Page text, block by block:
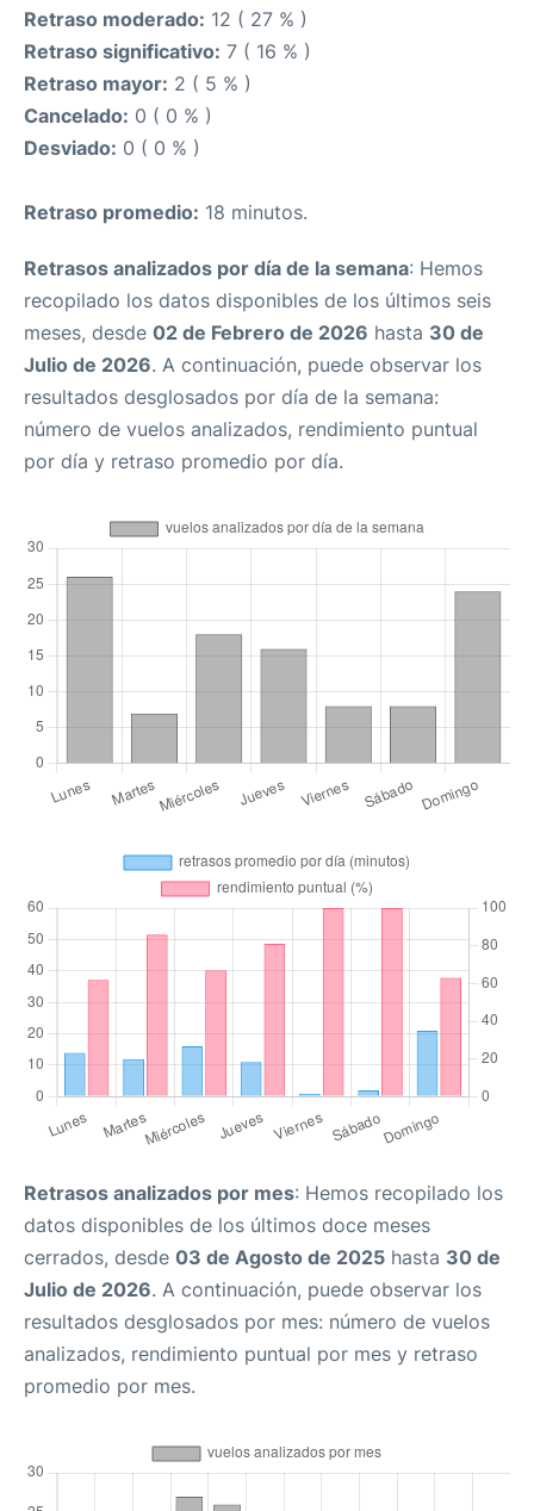
Retraso moderado: 12 ( 27 % )
Retraso significativo: 7 ( 16 % )
Retraso mayor: 2 ( 5 % )
Cancelado: 0 ( 0 % )
Desviado: 0 ( 0 % )
Retraso promedio: 18 minutos.
Retrasos analizados por día de la semana: Hemos
recopilado los datos disponibles de los últimos seis
meses, desde 02 de Febrero de 2026 hasta 30 de
Julio de 2026. A continuación, puede observar los
resultados desglosados por día de la semana:
número de vuelos analizados, rendimiento puntual
por día y retraso promedio por día.
Retrasos analizados por mes: Hemos recopilado los
datos disponibles de los últimos doce meses
cerrados, desde 03 de Agosto de 2025 hasta 30 de
Julio de 2026. A continuación, puede observar los
resultados desglosados por mes: número de vuelos
analizados, rendimiento puntual por mes y retraso
promedio por mes.